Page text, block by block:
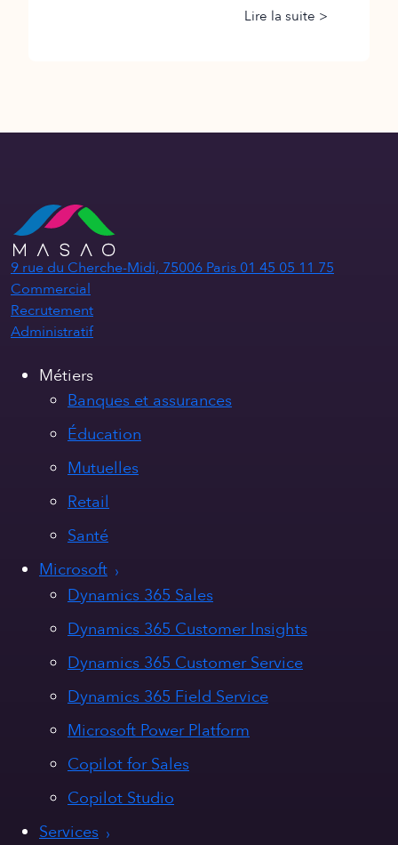
Lire la suite >
9 rue du Cherche-Midi, 75006 Paris 01 45 05 11 75
Commercial
Recrutement
Administratif
Métiers
Banques et assurances
Éducation
Mutuelles
Retail
Santé
Microsoft
Dynamics 365 Sales
Dynamics 365 Customer Insights
Dynamics 365 Customer Service
Dynamics 365 Field Service
Microsoft Power Platform
Copilot for Sales
Copilot Studio
Services